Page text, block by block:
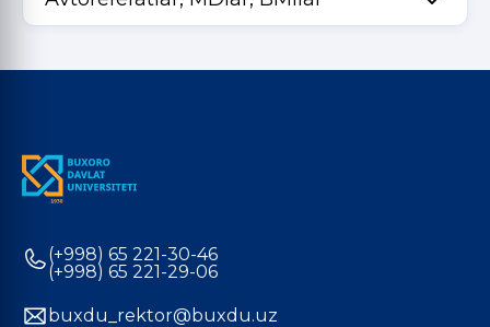
(+998) 65 221-30-46
(+998) 65 221-29-06
buxdu_rektor@buxdu.uz